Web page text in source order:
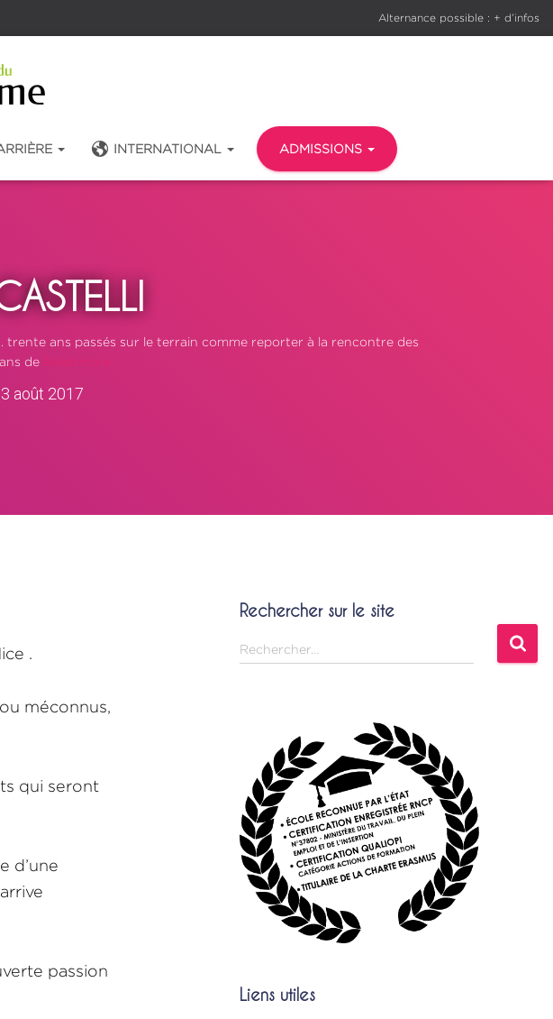
Alternance possible : + d’infos
INTERNATIONAL ADMISSIONS
trente ans passés sur le terrain comme reporter à la rencontre des
de Read more…
3 août 2017
.
méconnus,
qui seront
d’une
passion
Rechercher sur le site
Rechercher…
Liens utiles